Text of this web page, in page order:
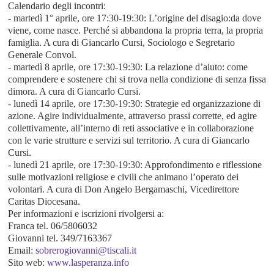
Calendario degli incontri:
- martedì 1° aprile, ore 17:30-19:30: L’origine del disagio:da dove
viene, come nasce. Perché si abbandona la propria terra, la propria
famiglia. A cura di Giancarlo Cursi, Sociologo e Segretario
Generale Convol.
- martedì 8 aprile, ore 17:30-19:30: La relazione d’aiuto: come
comprendere e sostenere chi si trova nella condizione di senza fissa
dimora. A cura di Giancarlo Cursi.
- lunedì 14 aprile, ore 17:30-19:30: Strategie ed organizzazione di
azione. Agire individualmente, attraverso prassi corrette, ed agire
collettivamente, all’interno di reti associative e in collaborazione
con le varie strutture e servizi sul territorio. A cura di Giancarlo
Cursi.
- lunedì 21 aprile, ore 17:30-19:30: Approfondimento e riflessione
sulle motivazioni religiose e civili che animano l’operato dei
volontari. A cura di Don Angelo Bergamaschi, Vicedirettore
Caritas Diocesana.
Per informazioni e iscrizioni rivolgersi a:
Franca tel. 06/5806032
Giovanni tel. 349/7163367
Email: sobrerogiovanni@tiscali.it
Sito web: www.lasperanza.info